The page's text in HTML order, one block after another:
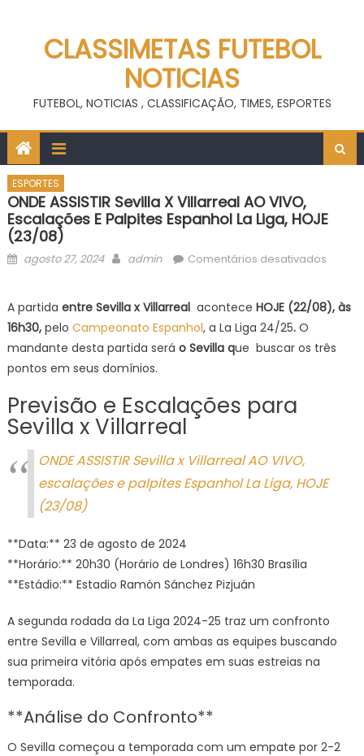
CLASSIMETAS FUTEBOL
NOTICIAS
FUTEBOL, NOTICIAS , CLASSIFICAÇÃO, TIMES, ESPORTES
ESPORTES
ONDE ASSISTIR Sevilla X Villarreal AO VIVO,
Escalações E Palpites Espanhol La Liga, HOJE
(23/08)
Posted
agosto 27, 2024 Author
admin Comentários desativadosem
Sevilla
La
A partida entre Sevilla x Villarreal acontece HOJE (22/08), às
16h30,pelo Campeonato Espanhol, a La Liga 24/25.O
mandante desta partida será o Sevilla que buscar os três
pontos em seus domínios.
Previsão e Escalações para
Sevilla x Villarreal
ONDE ASSISTIR Sevilla x Villarreal AO VIVO,
escalações e palpites Espanhol La Liga, HOJE
(23/08)
**Data:** 23 de agosto de 2024
**Horário:** 20h30 (Horário de Londres) 16h30 Brasília
**Estádio:** Estadio Ramón Sánchez Pizjuán
A segunda rodada da La Liga 2024-25 traz um confronto
entre Sevilla e Villarreal, com ambas as equipes buscando
sua primeira vitória após empates em suas estreias na
temporada.
**Análise do Confronto**
O Sevilla começou a temporada com um empate por 2-2